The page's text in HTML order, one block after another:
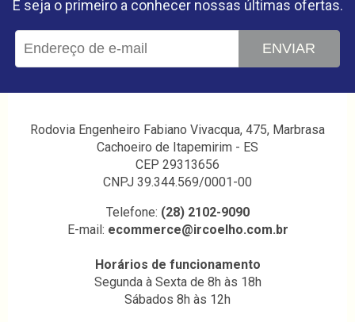
E seja o primeiro a conhecer nossas últimas ofertas.
ENVIAR
Rodovia Engenheiro Fabiano Vivacqua, 475, Marbrasa
Cachoeiro de Itapemirim - ES
CEP 29313656
CNPJ 39.344.569/0001-00
Telefone: (28) 2102-9090
E-mail: ecommerce@ircoelho.com.br
Horários de funcionamento
Segunda à Sexta de 8h às 18h
Sábados 8h às 12h